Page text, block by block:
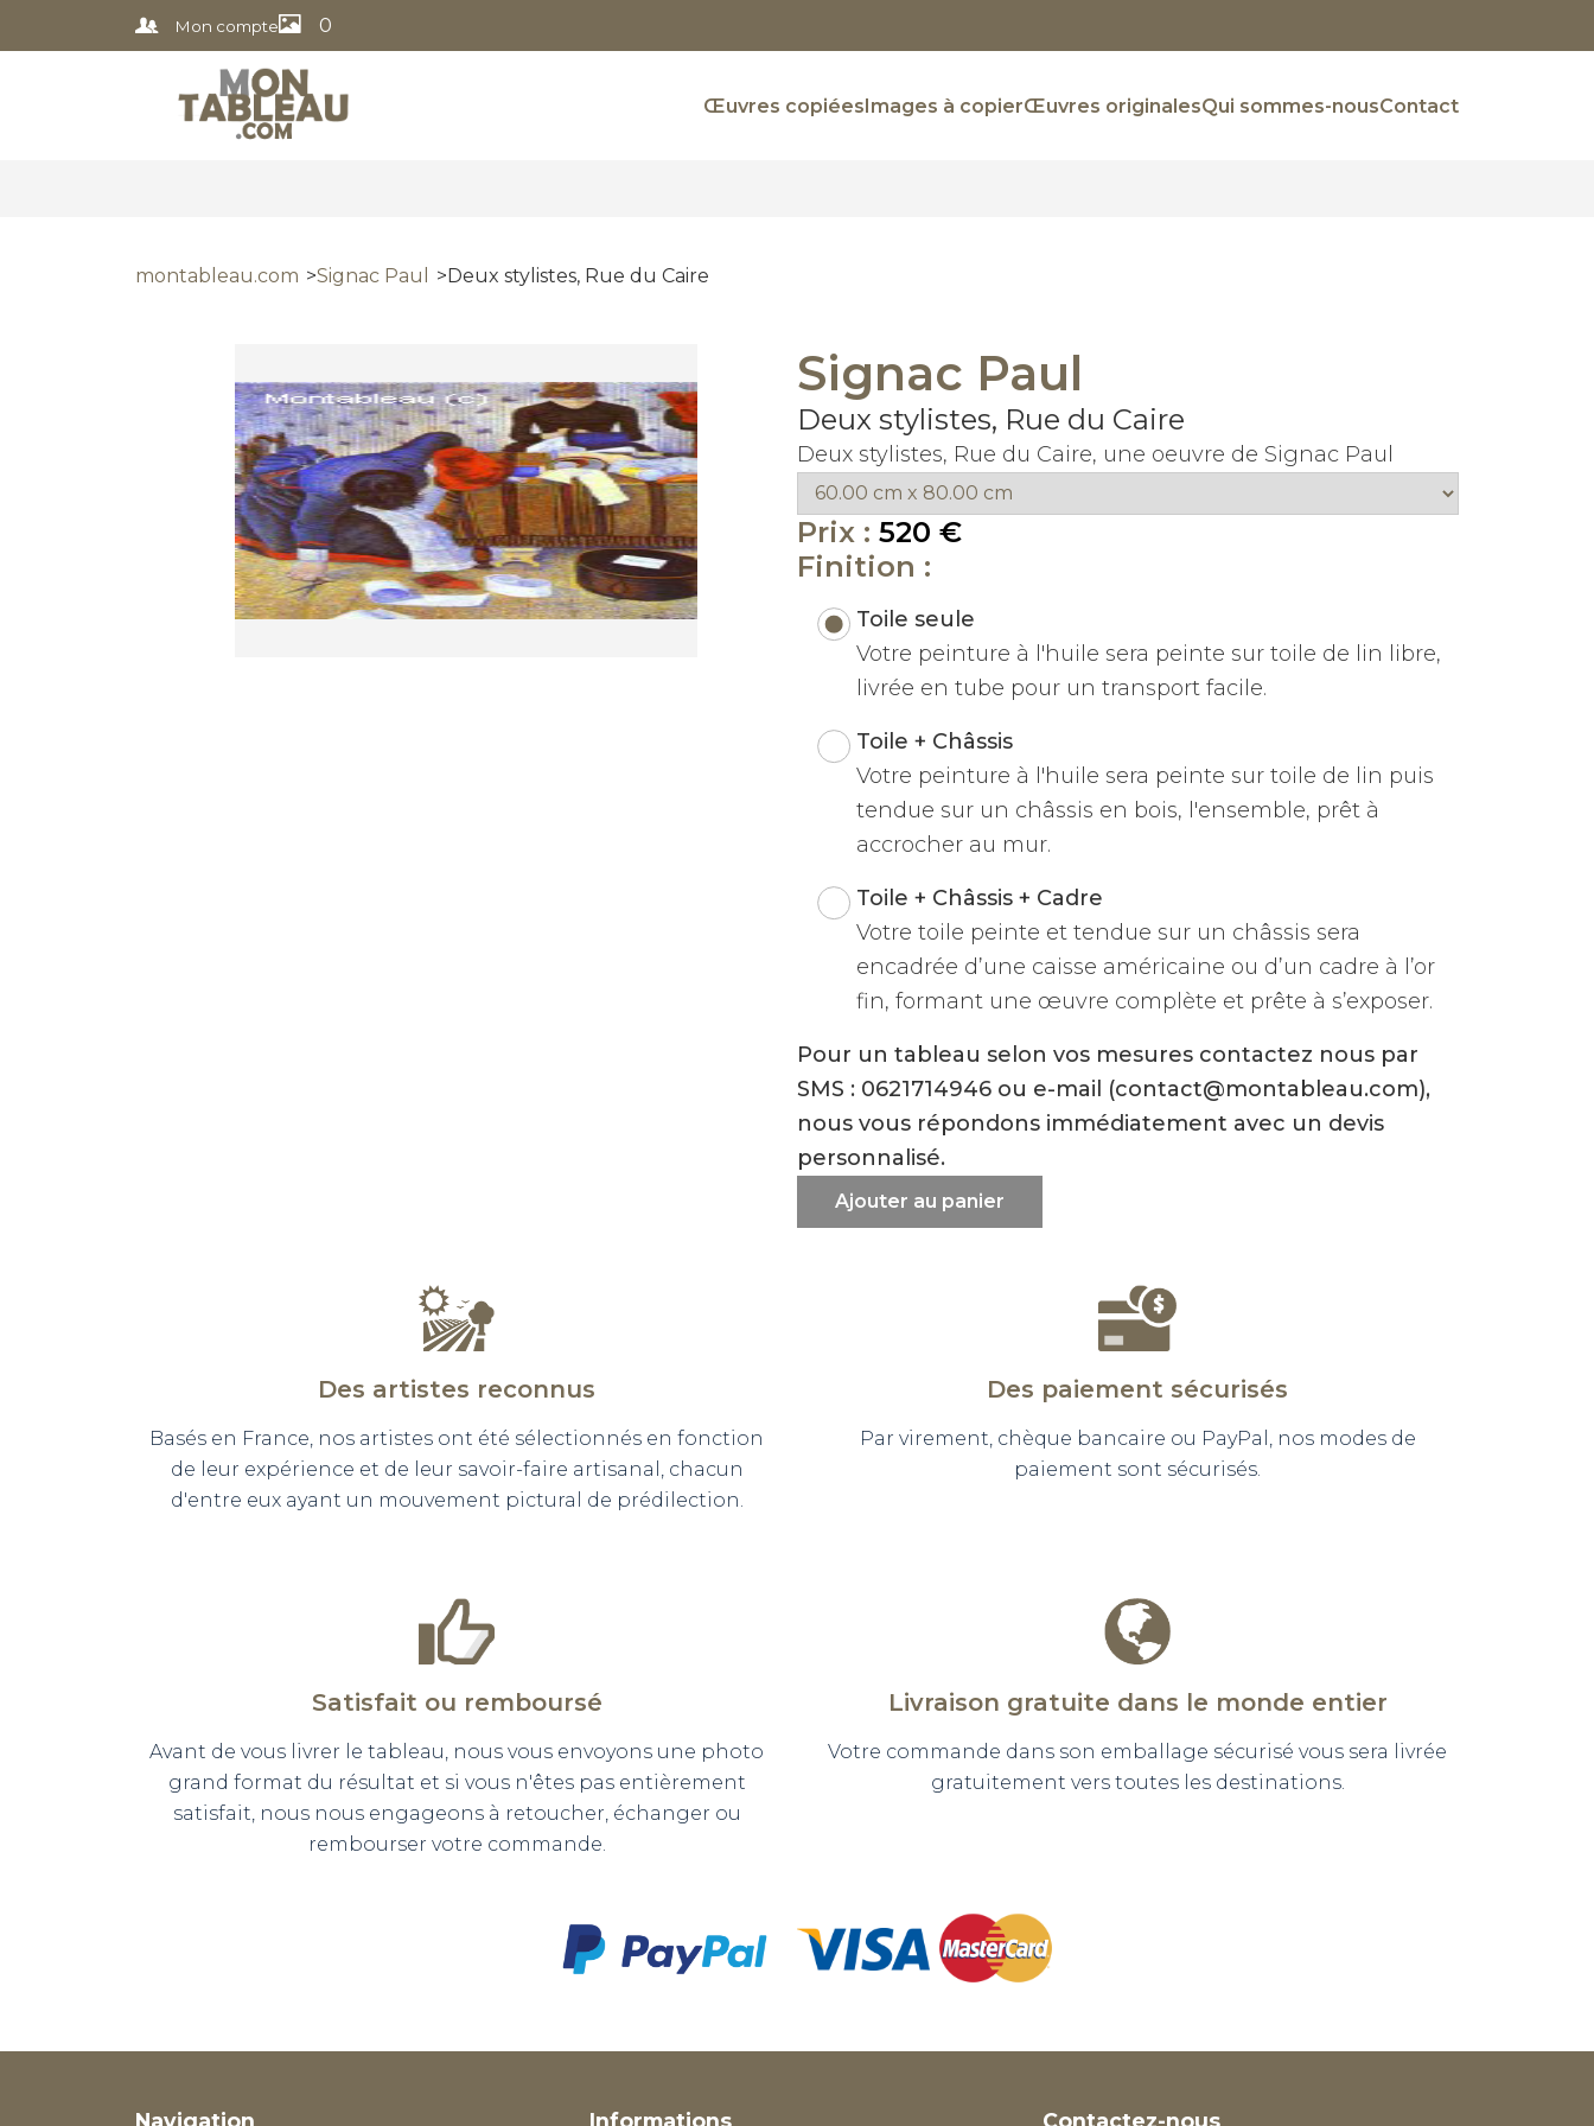
Mon compte 0
Œuvres copiéesImages à copierŒuvres originalesQui sommes-nousContact
montableau.com Signac Paul Deux stylistes, Rue du Caire
Signac Paul
Deux stylistes, Rue du Caire
Deux stylistes, Rue du Caire, une oeuvre de Signac Paul
Prix : 520 €
Finition :
Toile seule
Votre peinture à l'huile sera peinte sur toile de lin libre,
livrée en tube pour un transport facile.
Toile + Châssis
Votre peinture à l'huile sera peinte sur toile de lin puis
tendue sur un châssis en bois, l'ensemble, prêt à
accrocher au mur.
Toile + Châssis + Cadre
Votre toile peinte et tendue sur un châssis sera
encadrée d’une caisse américaine ou d’un cadre à l’or
fin, formant une œuvre complète et prête à s’exposer.
Pour un tableau selon vos mesures contactez nous par
SMS : 0621714946 ou e-mail (contact@montableau.com),
nous vous répondons immédiatement avec un devis
personnalisé.
Ajouter au panier
Des artistes reconnus
Basés en France, nos artistes ont été sélectionnés en fonction
de leur expérience et de leur savoir-faire artisanal, chacun
d'entre eux ayant un mouvement pictural de prédilection.
Des paiement sécurisés
Par virement, chèque bancaire ou PayPal, nos modes de
paiement sont sécurisés.
Satisfait ou remboursé
Avant de vous livrer le tableau, nous vous envoyons une photo
grand format du résultat et si vous n'êtes pas entièrement
satisfait, nous nous engageons à retoucher, échanger ou
rembourser votre commande.
Livraison gratuite dans le monde entier
Votre commande dans son emballage sécurisé vous sera livrée
gratuitement vers toutes les destinations.